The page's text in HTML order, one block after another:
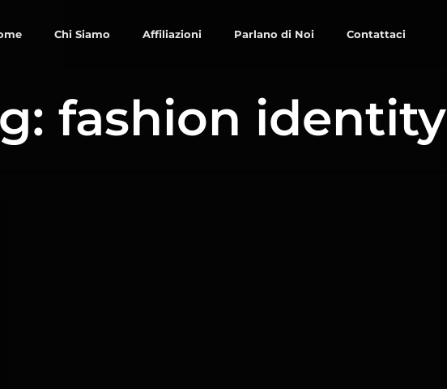
Chi Siamo Affiliazioni Parlano di Noi Contattaci
fashion identity